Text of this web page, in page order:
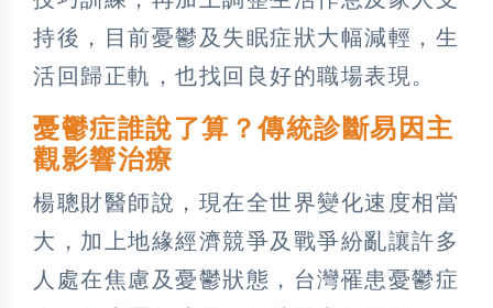
持後，目前憂鬱及失眠症狀大幅減輕，生
活回歸正軌，也找回良好的職場表現。
憂鬱症誰說了算？傳統診斷易因主
觀影響治療
楊聰財醫師說，現在全世界變化速度相當
大，加上地緣經濟競爭及戰爭紛亂讓許多
人處在焦慮及憂鬱狀態，台灣罹患憂鬱症